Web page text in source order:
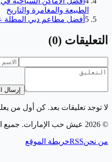
الطبيعة والمغامرة والتاريخ
5 أفضل مطاعم دبي المطلة
التعليقات (
0
)
إرسال
لا توجد تعليقات بعد. كن أول من
©
2026 عيش حب الإمارات. جميع
من نحنRSSخريطة الموقع